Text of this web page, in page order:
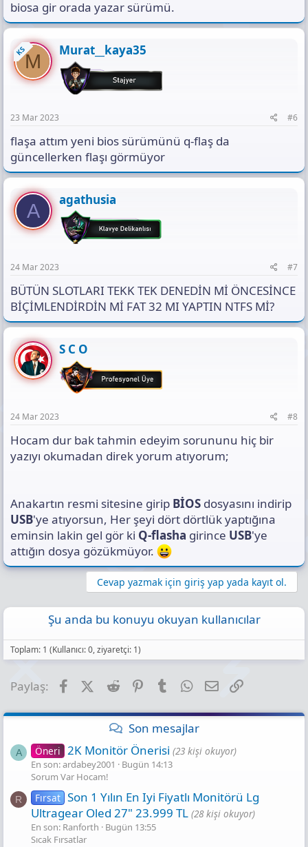
biosa gir orada yazar sürümü.
KSM Murat__kaya35
23 Mar 2023 #6
flaşa attım yeni bios sürümünü q-flaş da
güncellerken flaşı görmüyor
A agathusia
24 Mar 2023 #7
BÜTÜN SLOTLARI TEKK TEK DENEDİN Mİ ÖNCESİNCE
BİÇİMLENDİRDİN Mİ FAT 32 MI YAPTIN NTFS Mİ?
S C O
24 Mar 2023 #8
Hocam dur bak tahmin edeyim sorununu hiç bir
yazıyı okumadan direk yorum atıyorum;
Anakartın resmi sitesine girip BİOS dosyasını indirip
USB'ye atıyorsun, Her şeyi dört dörtlük yaptığına
eminsin lakin gel gör ki Q-flasha girince USB'ye
attığın dosya gözükmüyor.
Cevap yazmak için giriş yap yada kayıt ol.
Şu anda bu konuyu okuyan kullanıcılar
Toplam: 1 (Kullanıcı: 0, ziyaretçi: 1)
Paylaş: FacebookX (Twitter)
Reddit PinterestTumblr WhatsApp
E-posta
Son mesajlar
A Öneri 2K Monitör Önerisi (23 kişi okuyor)
En son: ardabey2001
Bugün 14:13
Sorum Var Hocam!
R Fırsat Son 1 Yılın En Iyi Fiyatlı Monitörü Lg
Ultragear Oled 27" 23.999 TL (28 kişi okuyor)
En son: Ranforth
Bugün 13:55
Sıcak Fırsatlar